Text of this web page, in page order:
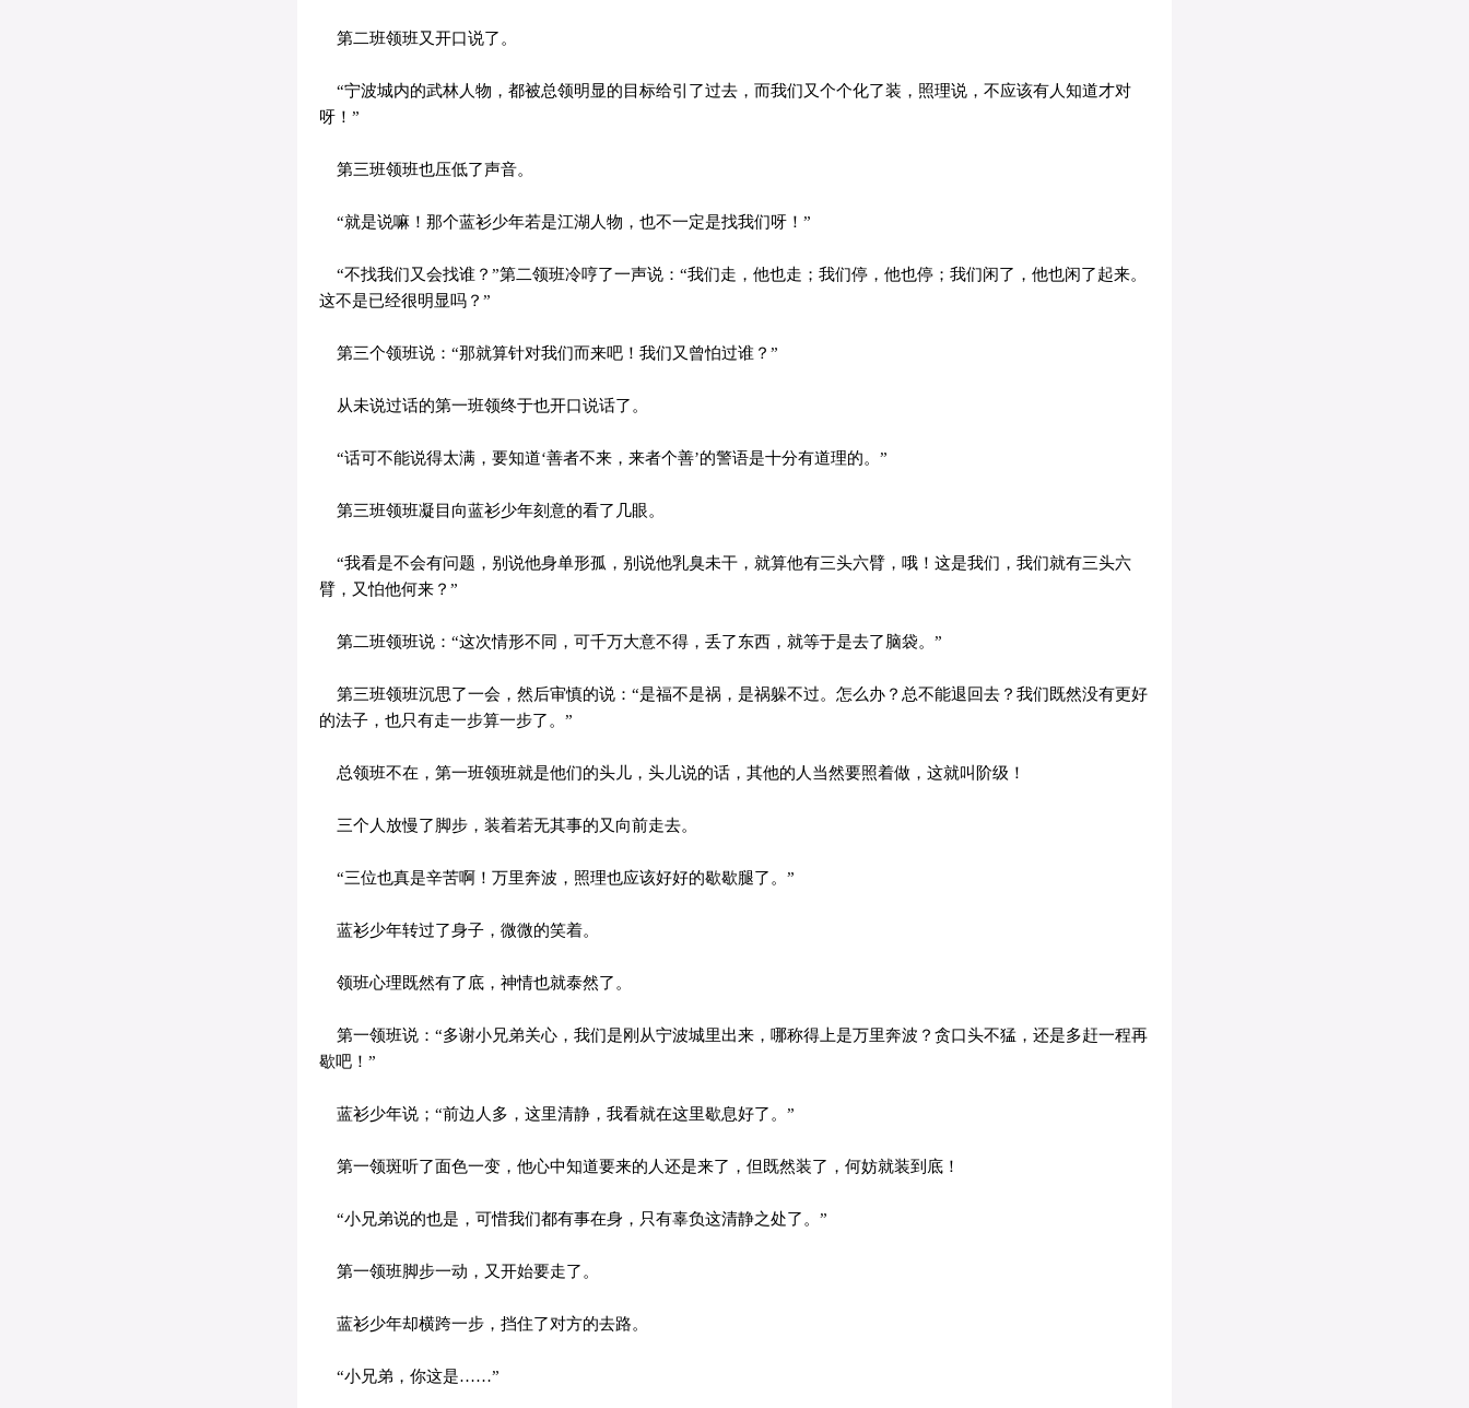
第二班领班又开口说了。
“宁波城内的武林人物，都被总领明显的目标给引了过去，而我们又个个化了装，照理说，不应该有人知道才对
呀！”
第三班领班也压低了声音。
“就是说嘛！那个蓝衫少年若是江湖人物，也不一定是找我们呀！”
“不找我们又会找谁？”第二领班冷哼了一声说：“我们走，他也走；我们停，他也停；我们闲了，他也闲了起来。
这不是已经很明显吗？”
第三个领班说：“那就算针对我们而来吧！我们又曾怕过谁？”
从未说过话的第一班领终于也开口说话了。
“话可不能说得太满，要知道‘善者不来，来者个善’的警语是十分有道理的。”
第三班领班凝目向蓝衫少年刻意的看了几眼。
“我看是不会有问题，别说他身单形孤，别说他乳臭未干，就算他有三头六臂，哦！这是我们，我们就有三头六
臂，又怕他何来？”
第二班领班说：“这次情形不同，可千万大意不得，丢了东西，就等于是去了脑袋。”
第三班领班沉思了一会，然后审慎的说：“是福不是祸，是祸躲不过。怎么办？总不能退回去？我们既然没有更好
的法子，也只有走一步算一步了。”
总领班不在，第一班领班就是他们的头儿，头儿说的话，其他的人当然要照着做，这就叫阶级！
三个人放慢了脚步，装着若无其事的又向前走去。
“三位也真是辛苦啊！万里奔波，照理也应该好好的歇歇腿了。”
蓝衫少年转过了身子，微微的笑着。
领班心理既然有了底，神情也就泰然了。
第一领班说：“多谢小兄弟关心，我们是刚从宁波城里出来，哪称得上是万里奔波？贪口头不猛，还是多赶一程再
歇吧！”
蓝衫少年说；“前边人多，这里清静，我看就在这里歇息好了。”
第一领斑听了面色一变，他心中知道要来的人还是来了，但既然装了，何妨就装到底！
“小兄弟说的也是，可惜我们都有事在身，只有辜负这清静之处了。”
第一领班脚步一动，又开始要走了。
蓝衫少年却横跨一步，挡住了对方的去路。
“小兄弟，你这是……”